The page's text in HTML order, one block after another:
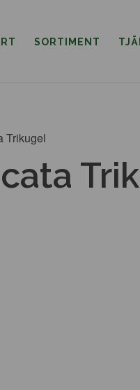
SORTIMENT
Trikugel